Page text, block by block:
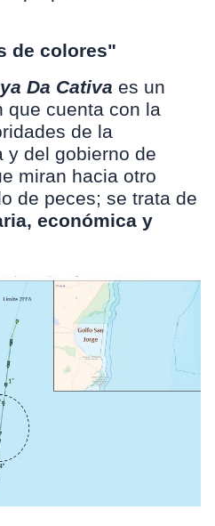
de colores"
Da Cativa es un
que cuenta con la
de la
y del gobierno de
miran hacia otro
de peces; se trata de
económica y